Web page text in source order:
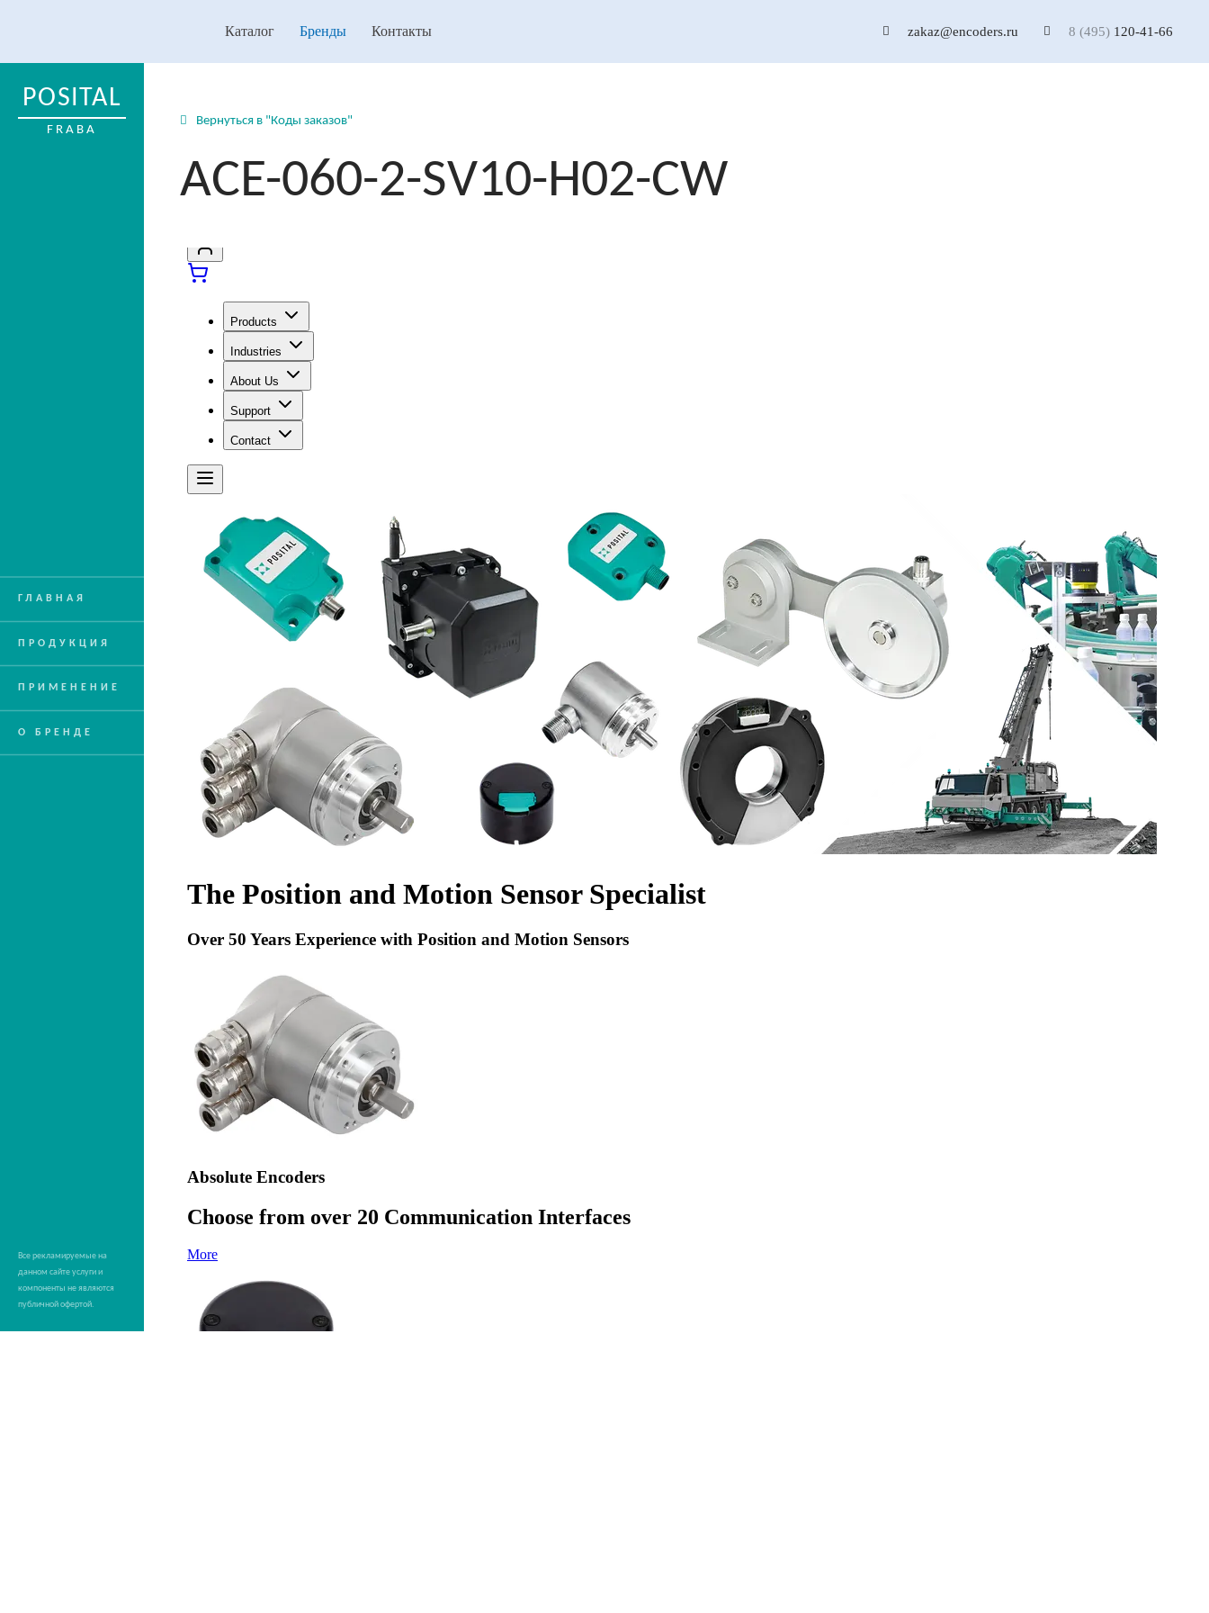
Каталог Бренды Контакты zakaz@encoders.ru 8 (495) 120-41-66
POSITAL
FRABA
ГЛАВНАЯ
ПРОДУКЦИЯ
ПРИМЕНЕНИЕ
О БРЕНДЕ
Все рекламируемые на
данном сайте услуги и
компоненты не являются
публичной офертой.
Вернуться в "Коды заказов"
ACE-060-2-SV10-H02-CW